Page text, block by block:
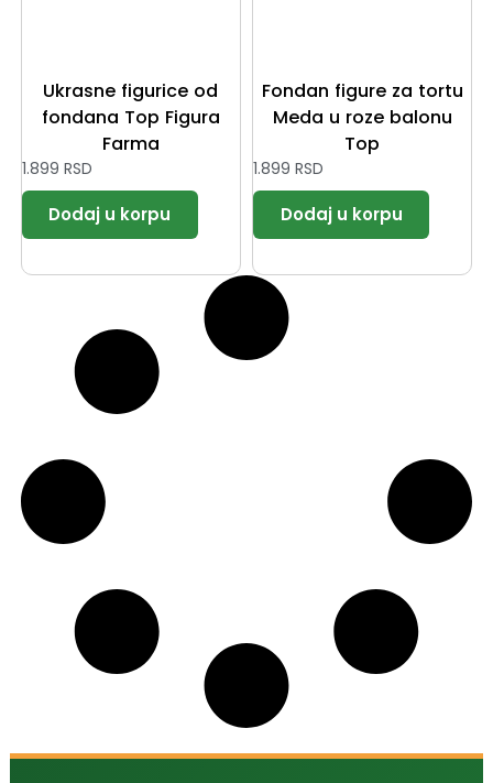
Ukrasne figurice od
fondana Top Figura
Farma
1.899 RSD
Fondan figure za tortu
Meda u roze balonu
Top
1.899 RSD